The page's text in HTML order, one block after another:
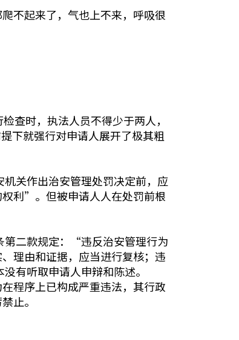
不起来了，气也上不来，呼吸很
查时，执法人员不得少于两人，
下就强行对申请人展开了极其粗
关作出治安管理处罚决定前，应
利”。但被申请人人在处罚前根
第二款规定：“违反治安管理行为
理由和证据，应当进行复核；违
有听取申请人申辩和陈述。
程序上已构成严重违法，其行政
止。